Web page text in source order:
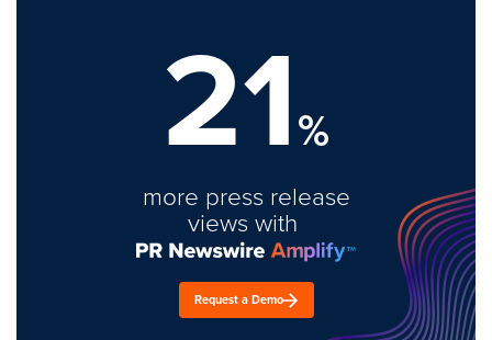
21%
more press release
views with
Request a Demo